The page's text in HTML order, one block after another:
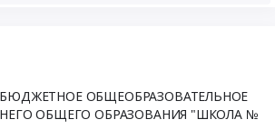
ОБЩЕОБРАЗОВАТЕЛЬНОЕ
ОБЩЕГО ОБРАЗОВАНИЯ "ШКОЛА №